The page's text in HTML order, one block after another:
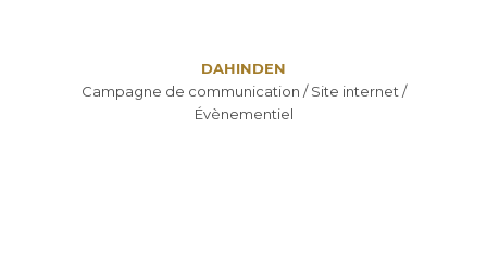
DAHINDEN
Campagne de communication / Site internet /
Évènementiel